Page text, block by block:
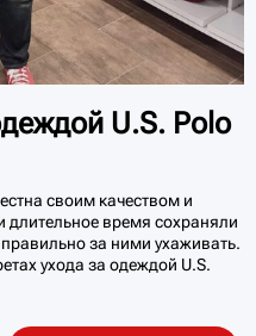
U.S. Polo
своим качеством и
время сохраняли
за ними ухаживать.
ухода за одеждой U.S.